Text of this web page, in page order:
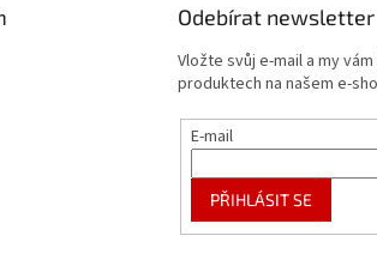
Odebírat newsletter
Vložte svůj e-mail a my
produktech na našem e-
E-mail
PŘIHLÁSIT SE